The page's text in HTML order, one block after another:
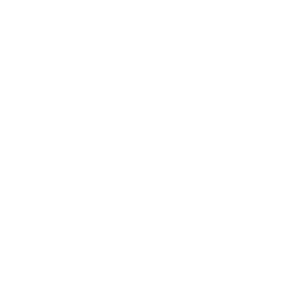
です。
ありません。
です。
ず変更すること